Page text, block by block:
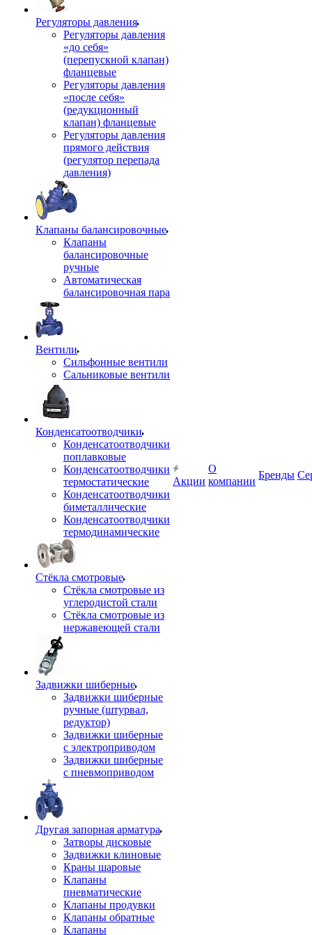
Регуляторы давления
Регуляторы давления
«до себя»
(перепускной клапан)
фланцевые
Регуляторы давления
«после себя»
(редукционный
клапан) фланцевые
Регуляторы давления
прямого действия
(регулятор перепада
давления)
Клапаны балансировочные
Клапаны
балансировочные
ручные
Автоматическая
балансировочная пара
Вентили
Сильфонные вентили
Сальниковые вентили
Конденсатоотводчики
Конденсатоотводчики
поплавковые
Конденсатоотводчики
термостатические
Конденсатоотводчики
биметаллические
Конденсатоотводчики
термодинамические
Стёкла смотровые
Стёкла смотровые из
углеродистой стали
Стёкла смотровые из
нержавеющей стали
Задвижки шиберные
Задвижки шиберные
ручные (штурвал,
редуктор)
Задвижки шиберные
с электроприводом
Задвижки шиберные
с пневмоприводом
Другая запорная арматура
Затворы дисковые
Задвижки клиновые
Краны шаровые
Клапаны
пневматические
Клапаны продувки
Клапаны обратные
Клапаны
Акции
О
компании
Бренды